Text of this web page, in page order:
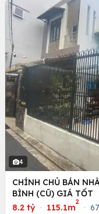
4
CHÍNH CHỦ BÁN
BÌNH (CŨ) GIÁ TỐT
8.2 tỷ · 115.1m
2
·